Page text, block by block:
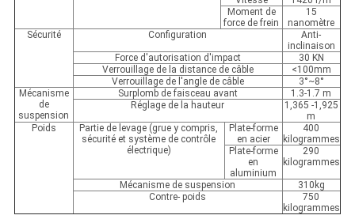
Moment de
force de frein
15
nanomètre
Sécurité
Configuration
Anti-
inclinaison
Force d'autorisation d'impact
30 KN
Verrouillage de la distance de câble
<100mm
Verrouillage de l'angle de câble
3°~8°
Mécanisme
de
suspension
Surplomb de faisceau avant
1.3-1.7 m
Réglage de la hauteur
1,365 -1,925
m
Poids
Partie de levage (grue y compris,
sécurité et système de contrôle
électrique)
Plate-forme
en acier
400
kilogrammes
Plate-forme
en
aluminium
290
kilogrammes
Mécanisme de suspension
310kg
Contre- poids
750
kilogrammes